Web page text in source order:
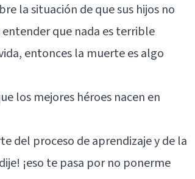
la situación de que sus hijos no
que nada es terrible
entonces la muerte es algo
los mejores héroes nacen en
del proceso de aprendizaje y de la
¡eso te pasa por no ponerme